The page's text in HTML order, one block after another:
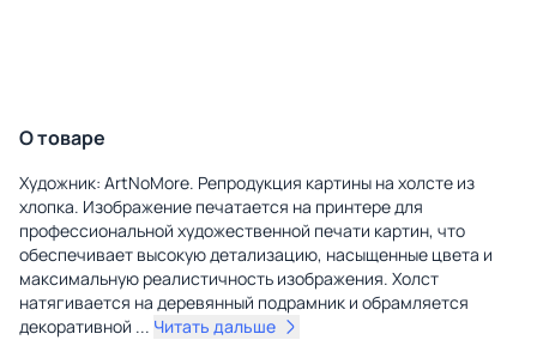
О товаре
Художник: ArtNoMore. Репродукция картины на холсте из
хлопка. Изображение печатается на принтере для
профессиональной художественной печати картин, что
обеспечивает высокую детализацию, насыщенные цвета и
максимальную реалистичность изображения. Холст
натягивается на деревянный подрамник и обрамляется
декоративной ... Читать дальше